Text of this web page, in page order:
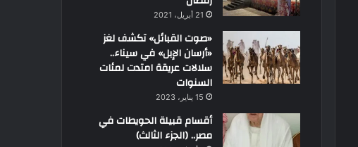
21 أبريل، 2021
«صوت القبائل» تكشف لغز
«أرسان الإبل» في سيناء..
سلالات عريقة امتدت لمئات
السنوات
15 يناير، 2023
أقسام قبيلة الحويطات في
مصر.. (الجزء الثالث)